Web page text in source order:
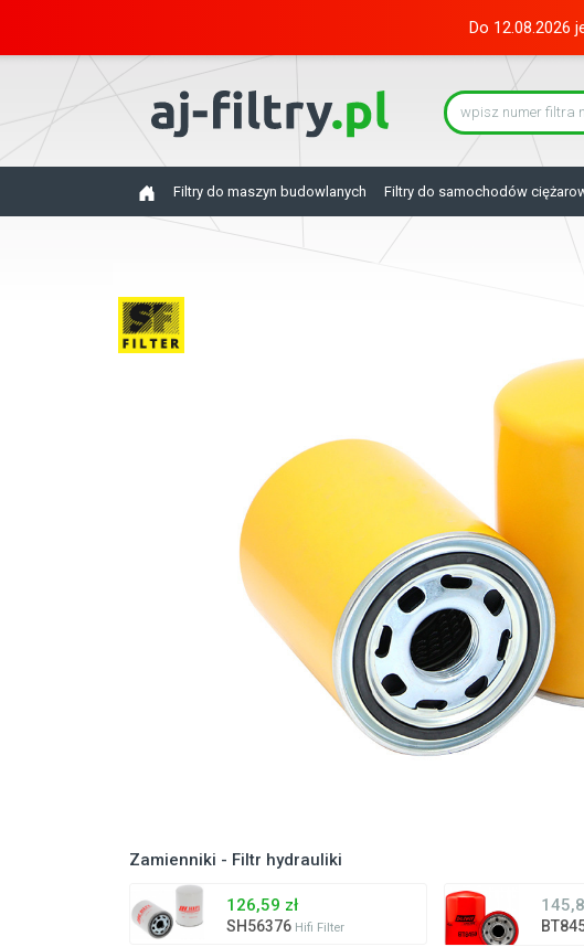
Do 12.08.2026
Filtry do maszyn budowlanych Filtry do samochodów
Zamienniki - Filtr hydrauliki
126,59 zł
SH56376 Hifi Filter